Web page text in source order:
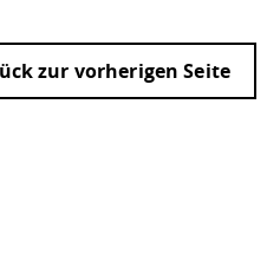
zur vorherigen Seite